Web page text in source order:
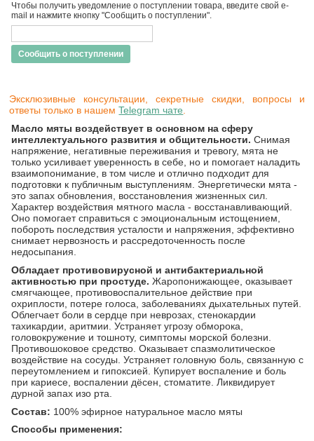
Чтобы получить уведомление о поступлении товара, введите свой e-
mail и нажмите кнопку "Сообщить о поступлении".
Сообщить о поступлении
Эксклюзивные консультации, секретные скидки, вопросы и
ответы только в нашемTelegram чате
Масло мяты воздействует в основном на сферу
интеллектуального развития и общительности. Снимая
напряжение, негативные переживания и тревогу, мята не
только усиливает уверенность в себе, но и помогает наладить
взаимопонимание, в том числе и отлично подходит для
подготовки к публичным выступлениям. Энергетически мята -
это запах обновления, восстановления жизненных сил.
Характер воздействия мятного масла - восстанавливающий.
Оно помогает справиться с эмоциональным истощением,
побороть последствия усталости и напряжения, эффективно
снимает нервозность и рассредоточенность после
недосыпания.
Обладает противовирусной и антибактериальной
активностью при простуде. Жаропонижающее, оказывает
смягчающее, противовоспалительное действие при
охриплости, потере голоса, заболеваниях дыхательных путей.
Облегчает боли в сердце при неврозах, стенокардии
тахикардии, аритмии. Устраняет угрозу обморока,
головокружение и тошноту, симптомы морской болезни.
Противошоковое средство. Оказывает спазмолитическое
воздействие на сосуды. Устраняет головную боль, связанную с
переутомлением и гипоксией. Купирует воспаление и боль
при кариесе, воспалении дёсен, стоматите. Ликвидирует
дурной запах изо рта.
Состав: 100% эфирное натуральное масло мяты
Способы применения: